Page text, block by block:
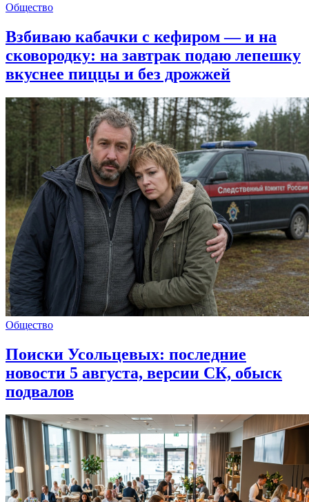
Общество
Взбиваю кабачки с кефиром — и на
сковородку: на завтрак подаю лепешку
вкуснее пиццы и без дрожжей
Общество
Поиски Усольцевых: последние
новости 5 августа, версии СК, обыск
подвалов